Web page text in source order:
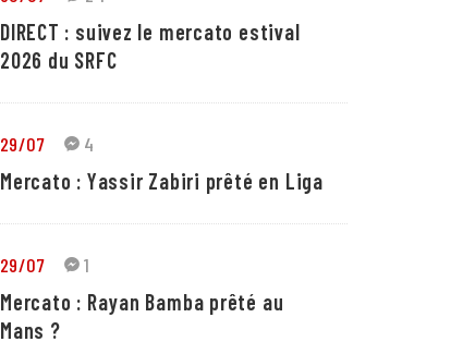
DIRECT : suivez le mercato estival
2026 du SRFC
29/07 4
Mercato : Yassir Zabiri prêté en Liga
29/07 1
Mercato : Rayan Bamba prêté au
Mans ?